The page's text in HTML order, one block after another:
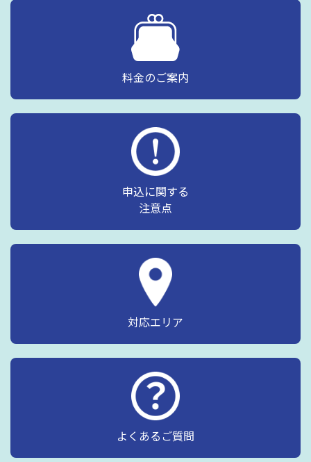
料金のご案内
申込に関する
注意点
対応エリア
よくあるご質問